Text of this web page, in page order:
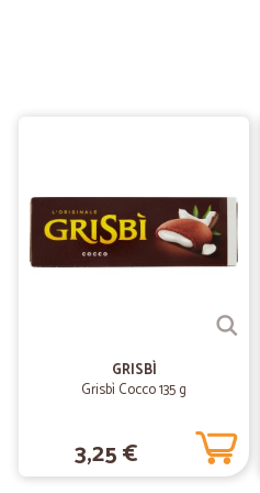
GRISBÌ
Grisbì Cocco 135 g
3,25 €